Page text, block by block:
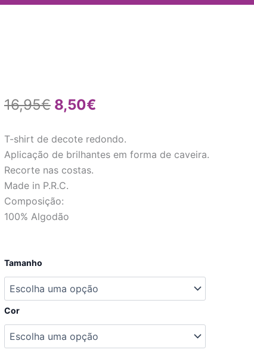
16,95€ O
original
era:
16,95€.
8,50€
atual
T-shirt de decote redondo.
Aplicação de brilhantes em forma de caveira.
Recorte nas costas.
Made in P.R.C.
Composição:
100% Algodão
Tamanho
Cor
Quantidade
shirt